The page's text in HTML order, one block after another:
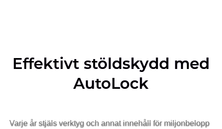
Effektivt stöldskydd med
AutoLock
Varje år stjäls verktyg och annat innehåll för miljonbelopp